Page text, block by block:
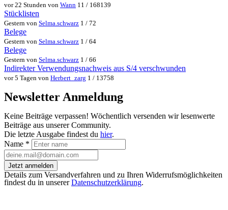
vor 22 Stunden von Wann 11 / 168139
Stücklisten
Gestern von Selma.schwarz 1 / 72
Belege
Gestern von Selma.schwarz 1 / 64
Belege
Gestern von Selma.schwarz 1 / 66
Indirekter Verwendungsnachweis aus S/4 verschwunden
vor 5 Tagen von Herbert_zarg 1 / 13758
Newsletter Anmeldung
Keine Beiträge verpassen! Wöchentlich versenden wir lesenwerte
Beiträge aus unserer Community.
Die letzte Ausgabe findest du hier.
Name *
Jetzt anmelden
Details zum Versandverfahren und zu Ihren Widerrufsmöglichkeiten
findest du in unsererDatenschutzerklärung.